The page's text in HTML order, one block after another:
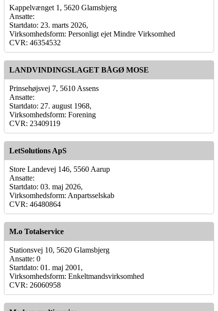
Kappelvænget 1, 5620 Glamsbjerg
Ansatte:
Startdato: 23. marts 2026,
Virksomhedsform: Personligt ejet Mindre Virksomhed
CVR: 46354532
LANDVINDINGSLAGET BÅGØ MOSE
Prinsehøjsvej 7, 5610 Assens
Ansatte:
Startdato: 27. august 1968,
Virksomhedsform: Forening
CVR: 23409119
LetSolutions ApS
Store Landevej 146, 5560 Aarup
Ansatte:
Startdato: 03. maj 2026,
Virksomhedsform: Anpartsselskab
CVR: 46480864
M.o Totalservice
Stationsvej 10, 5620 Glamsbjerg
Ansatte: 0
Startdato: 01. maj 2001,
Virksomhedsform: Enkeltmandsvirksomhed
CVR: 26060958